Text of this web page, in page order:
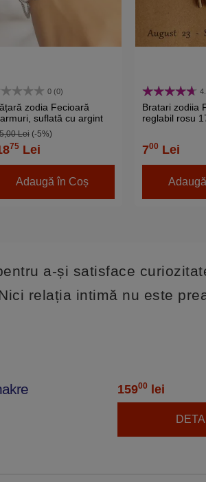
0 (0)
zodia Fecioară
suflată cu argint
strasuri montate în
inox solid de
alb 19 cm
Lei(-5%)
75Lei
Adaugă în Coș
Bratari zodiia
reglabil rosu
700 Lei
a-și satisface
relația intimă nu este
15900 lei